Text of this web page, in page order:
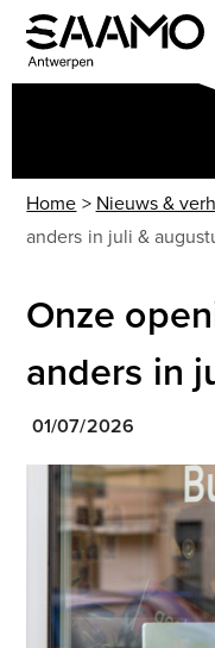
Skip
content
Open
mobile
Close
mobile
Home > Nieuws &
anders in juli &
Onze
anders in
01/07/2026
Use
right
arrow
keys